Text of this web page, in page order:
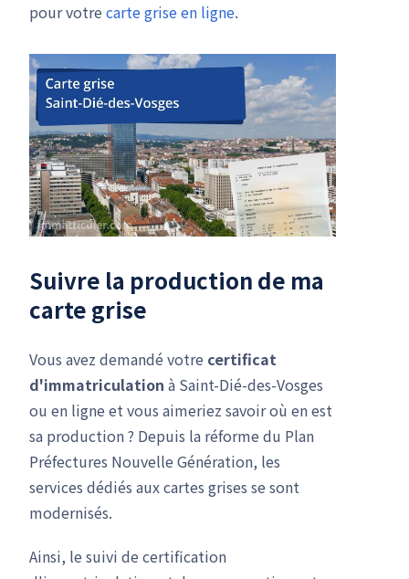
pour votre carte grise en ligne.
Suivre la production de ma
carte grise
Vous avez demandé votre certificat
d'immatriculation à Saint-Dié-des-Vosges
ou en ligne et vous aimeriez savoir où en est
sa production ? Depuis la réforme du Plan
Préfectures Nouvelle Génération, les
services dédiés aux cartes grises se sont
modernisés.
Ainsi, le suivi de certification